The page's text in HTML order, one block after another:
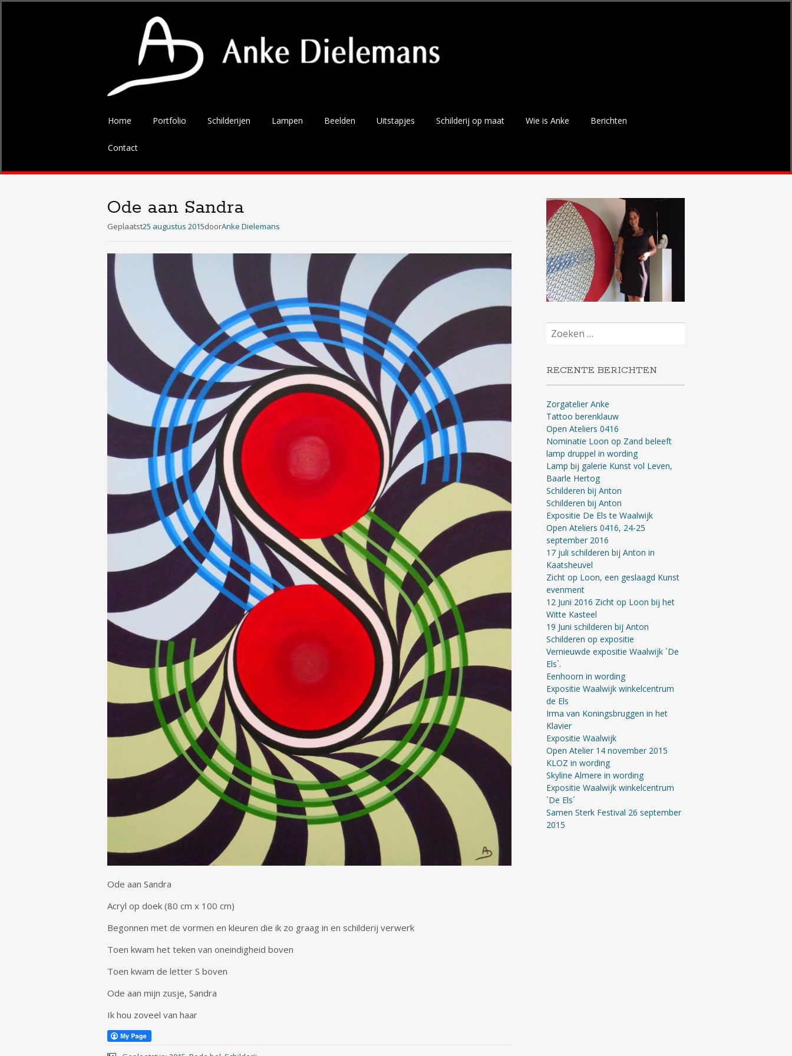
Spring
de
Home Portfolio Schilderijen Lampen Beelden Uitstapjes Schilderij op maat Wie is Anke Berichten
Contact
Ode aan Sandra
Geplaatst25 augustus 2015doorAnke Dielemans
Ode aan Sandra
Acryl op doek (80 cm x 100 cm)
Begonnen met de vormen en kleuren die ik zo graag in en schilderij verwerk
Toen kwam het teken van oneindigheid boven
Toen kwam de letter S boven
Ode aan mijn zusje, Sandra
Ik hou zoveel van haar
naar:
RECENTE BERICHTEN
Zorgatelier Anke
Tattoo berenklauw
Open Ateliers 0416
Nominatie Loon op Zand beleeft
lamp druppel in wording
Lamp bij galerie Kunst vol Leven,
Baarle Hertog
Schilderen bij Anton
Schilderen bij Anton
Expositie De Els te Waalwijk
Open Ateliers 0416, 24-25
september 2016
17 juli schilderen bij Anton in
Kaatsheuvel
Zicht op Loon, een geslaagd Kunst
evenment
12 Juni 2016 Zicht op Loon bij het
Witte Kasteel
19 Juni schilderen bij Anton
Schilderen op expositie
Vernieuwde expositie Waalwijk ´De
Els`.
Eenhoorn in wording
Expositie Waalwijk winkelcentrum
de Els
Irma van Koningsbruggen in het
Klavier
Expositie Waalwijk
Open Atelier 14 november 2015
KLOZ in wording
Skyline Almere in wording
Expositie Waalwijk winkelcentrum
´De Els´
Samen Sterk Festival 26 september
2015